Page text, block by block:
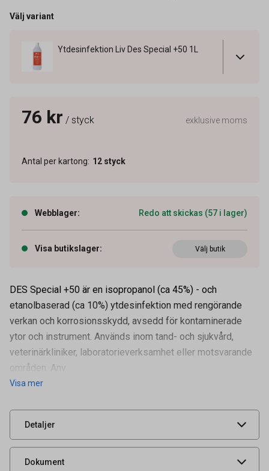
Välj variant
Ytdesinfektion Liv Des Special +50 1L
76 kr / styck exklusive moms
Antal per kartong: 12 styck
Webblager: Redo att skickas (57 i lager)
Visa butikslager: Välj butik
DES Special +50 är en isopropanol (ca 45%) - och
etanolbaserad (ca 10%) ytdesinfektion med rengörande
verkan och korrosionsskydd, avsedd för kontaminerade
ytor och instrument. Används inom tand- och sjukvård,
veterinärkliniker, laboratorieverksamhet eller motsvarande
områden. Anv
Visa mer
Detaljer
Artikelnummer 51010288
Volym
Tidigare artikelnummer
Leverantörens
UNSPSC 42281600
Dokument
Produktdatablad